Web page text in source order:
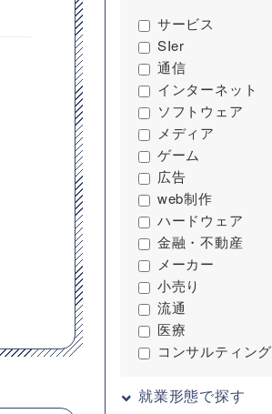
サービス
SIer
通信
インターネット
ソフトウェア
メディア
ゲーム
広告
web制作
ハードウェア
金融・不動産
メーカー
小売り
流通
医療
コンサルティング
就業形態で探す